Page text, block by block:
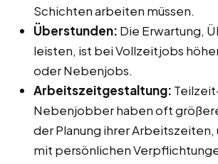
Schichten arbeiten müssen.
Überstunden: Die Erwartung,
leisten, ist bei Vollzeitjobs
oder Nebenjobs.
Arbeitszeitgestaltung:
Nebenjobber haben oft
der Planung ihrer Arbeitszeiten,
mit persönlichen